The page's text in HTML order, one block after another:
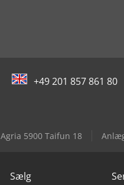
+49 201 857 861 80
Agria 5900 Taifun 18
Sælg